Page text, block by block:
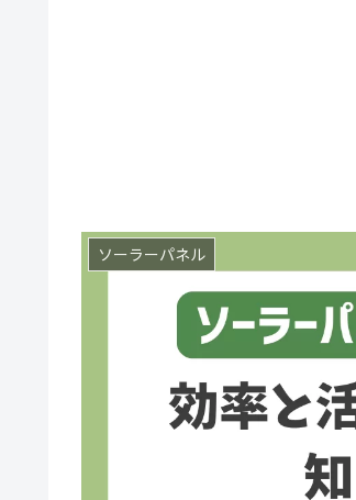
ソーラーパネル